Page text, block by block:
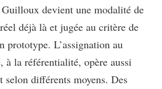
devient une modalité de
déjà là et jugée au critère de
prototype. L’assignation au
à la référentialité, opère aussi
selon différents moyens. Des